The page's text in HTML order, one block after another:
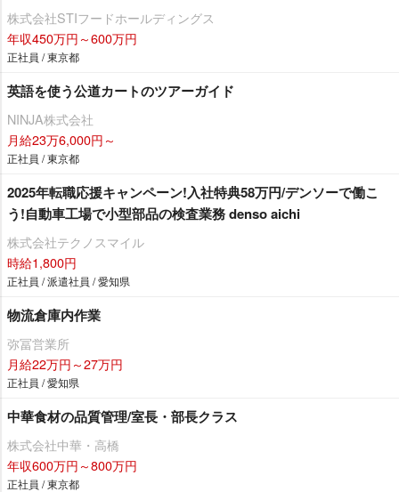
株式会社STIフードホールディングス
年収450万円～600万円
正社員 / 東京都
英語を使う公道カートのツアーガイド
NINJA株式会社
月給23万6,000円～
正社員 / 東京都
2025年転職応援キャンペーン!入社特典58万円/デンソーで働こ
う!自動車工場で小型部品の検査業務 denso aichi
株式会社テクノスマイル
時給1,800円
正社員 / 派遣社員 / 愛知県
物流倉庫内作業
弥冨営業所
月給22万円～27万円
正社員 / 愛知県
中華食材の品質管理/室長・部長クラス
株式会社中華・高橋
年収600万円～800万円
正社員 / 東京都